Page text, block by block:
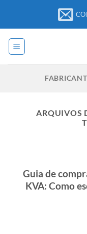
o
conteúdo
ARQUIVOS
Guia de
KVA: Como